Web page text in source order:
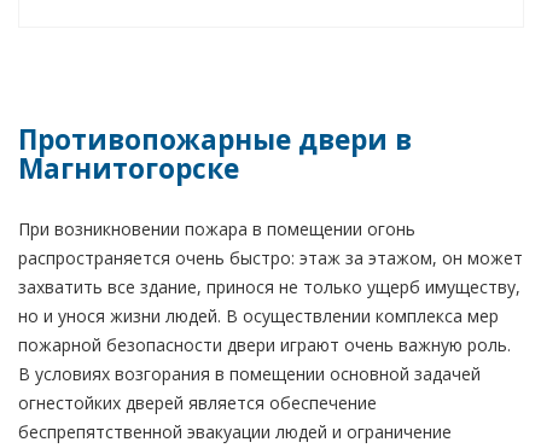
Противопожарные двери в
Магнитогорске
При возникновении пожара в помещении огонь
распространяется очень быстро: этаж за этажом, он может
захватить все здание, принося не только ущерб имуществу,
но и унося жизни людей. В осуществлении комплекса мер
пожарной безопасности двери играют очень важную роль.
В условиях возгорания в помещении основной задачей
огнестойких дверей является обеспечение
беспрепятственной эвакуации людей и ограничение